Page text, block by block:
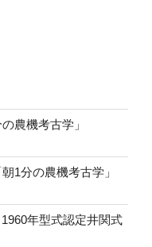
農機考古学」
1分の農機考古学」
年型式認定井関式